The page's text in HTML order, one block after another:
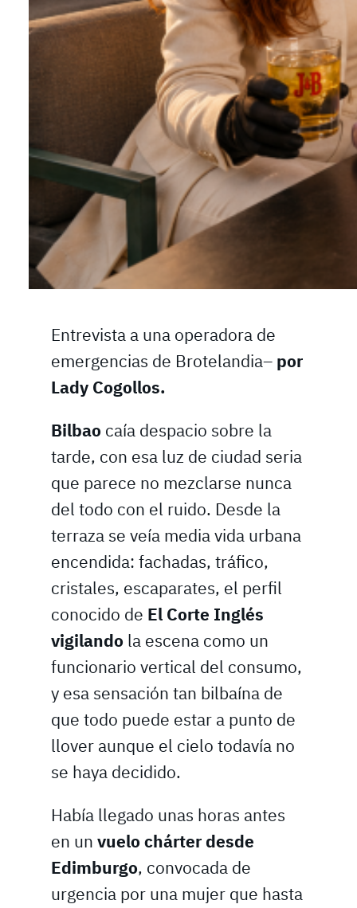
Entrevista a una operadora de
emergencias de Brotelandia– por
Lady Cogollos.
Bilbao caía despacio sobre la
tarde, con esa luz de ciudad seria
que parece no mezclarse nunca
del todo con el ruido. Desde la
terraza se veía media vida urbana
encendida: fachadas, tráfico,
cristales, escaparates, el perfil
conocido de El Corte Inglés
vigilando la escena como un
funcionario vertical del consumo,
y esa sensación tan bilbaína de
que todo puede estar a punto de
llover aunque el cielo todavía no
se haya decidido.
Había llegado unas horas antes
en un vuelo chárter desde
Edimburgo, convocada de
urgencia por una mujer que hasta